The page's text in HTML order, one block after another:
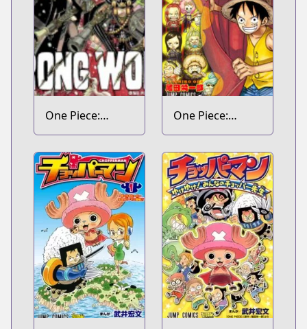
One Piece:
Strong World
One Piece:
Mugiwara
Daigekijou